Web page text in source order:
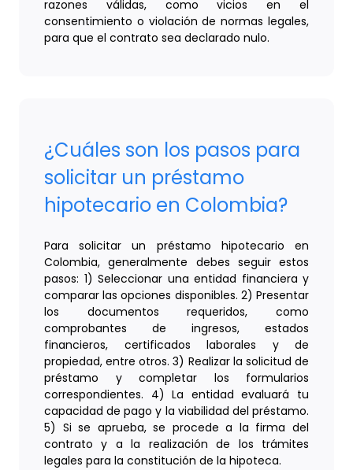
razones válidas, como vicios en el
consentimiento o violación de normas legales,
para que el contrato sea declarado nulo.
¿Cuáles son los pasos para
solicitar un préstamo
hipotecario en Colombia?
Para solicitar un préstamo hipotecario en
Colombia, generalmente debes seguir estos
pasos: 1) Seleccionar una entidad financiera y
comparar las opciones disponibles. 2) Presentar
los documentos requeridos, como
comprobantes de ingresos, estados
financieros, certificados laborales y de
propiedad, entre otros. 3) Realizar la solicitud de
préstamo y completar los formularios
correspondientes. 4) La entidad evaluará tu
capacidad de pago y la viabilidad del préstamo.
5) Si se aprueba, se procede a la firma del
contrato y a la realización de los trámites
legales para la constitución de la hipoteca.